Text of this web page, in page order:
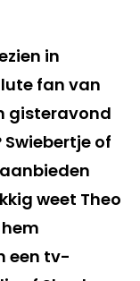
in
fan van
gisteravond
Swiebertje of
weet Theo
een tv-